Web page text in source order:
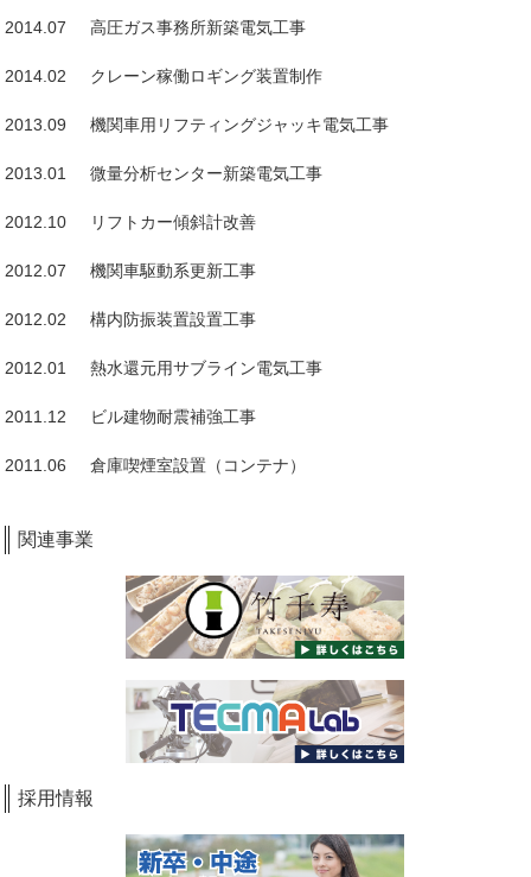
2014.07 高圧ガス事務所新築電気工事
2014.02 クレーン稼働ロギング装置制作
2013.09 機関車用リフティングジャッキ電気工事
2013.01 微量分析センター新築電気工事
2012.10 リフトカー傾斜計改善
2012.07 機関車駆動系更新工事
2012.02 構内防振装置設置工事
2012.01 熱水還元用サブライン電気工事
2011.12 ビル建物耐震補強工事
2011.06 倉庫喫煙室設置（コンテナ）
関連事業
採用情報